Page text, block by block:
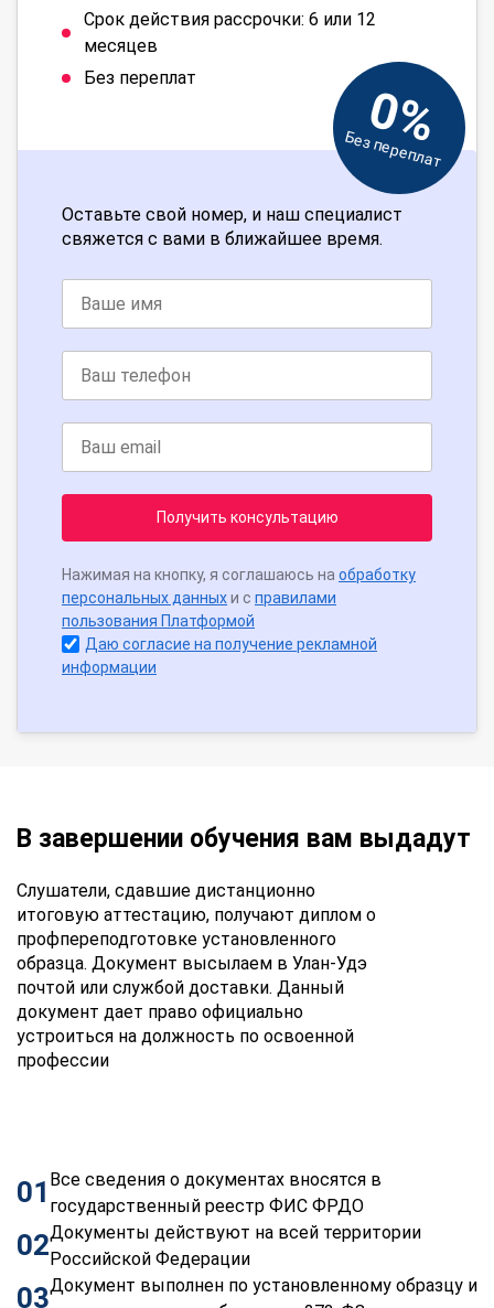
Срок действия рассрочки: 6 или 12
месяцев
Без переплат
0%
Без переплат
Оставьте свой номер, и наш специалист
свяжется с вами в ближайшее время.
Получить консультацию
Нажимая на кнопку, я соглашаюсь на обработку
персональных данныхи с правилами
пользования Платформой
Даю согласие на получение рекламной
информации
В завершении обучения вам выдадут
Слушатели, сдавшие дистанционно
итоговую аттестацию, получают диплом о
профпереподготовке установленного
образца. Документ высылаем в Улан-Удэ
почтой или службой доставки. Данный
документ дает право официально
устроиться на должность по освоенной
профессии
01 Все сведения о документах вносятся в
государственный реестр ФИС ФРДО
02Документы действуют на всей территории
Российской Федерации
03Документ выполнен по установленному образцу и